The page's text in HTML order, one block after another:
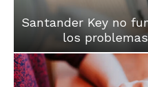
Santander Key no
los